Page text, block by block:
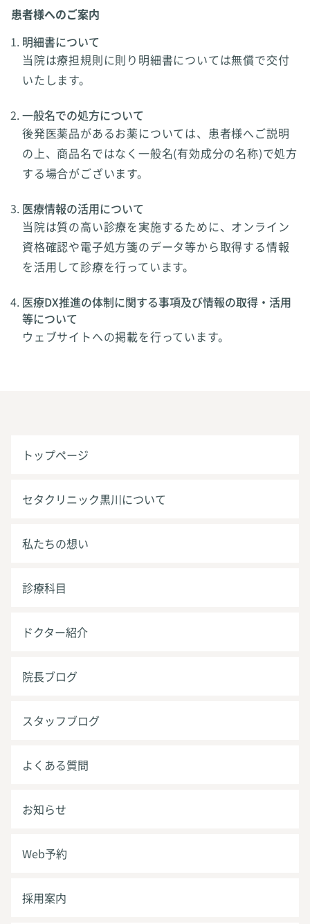
患者様へのご案内
明細書について
当院は療担規則に則り明細書については無償で交付
いたします。
一般名での処方について
後発医薬品があるお薬については、患者様へご説明
の上、商品名ではなく一般名(有効成分の名称)で処方
する場合がございます。
医療情報の活用について
当院は質の高い診療を実施するために、オンライン
資格確認や電子処方箋のデータ等から取得する情報
を活用して診療を行っています。
医療DX推進の体制に関する事項及び情報の取得・活用
等について
ウェブサイトへの掲載を行っています。
トップページ
セタクリニック黒川について
私たちの想い
診療科目
ドクター紹介
院長ブログ
スタッフブログ
よくある質問
お知らせ
Web予約
採用案内